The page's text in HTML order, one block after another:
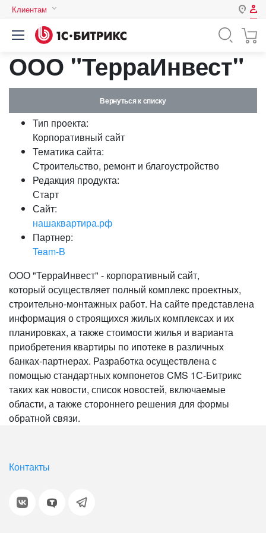
Клиентам
Казахстан
Авторизация
Нет аккаунта?Зарегистрироваться
Логин
Пароль
Запомнить меня на этом
ООО "ТерраИнвест"
Вернуться к списку
Тип проекта:
Корпоративный сайт
Тематика сайта:
Строительство, ремонт и благоустройство
Редакция продукта:
Старт
Сайт:
нашаквартира.рф
Партнер:
Team-B
ООО "ТерраИнвест" - корпоративный сайт,
который осуществляет полный комплекс проектных,
строительно-монтажных работ. На сайте представлена
информация о строящихся жилых комплексах и их
планировках, а также стоимости жилья и варианта
приобретения квартиры по ипотеке в различных
банках-партнерах. Разработка осуществлена с
помощью стандартных компонетов CMS 1С-Битрикс
таких как новости, список новостей, включаемые
области, а также стороннего решения для формы
обратной связи.
Контакты